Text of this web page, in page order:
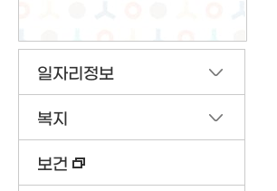
일자리정보
복지
보건